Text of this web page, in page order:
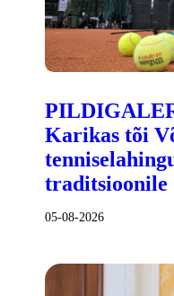
Karikas tõi
traditsioonile
05-08-2026